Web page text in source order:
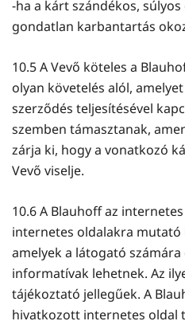
-ha a kárt szándékos,
gondatlan karbantartás
10.5 A Vevő köteles a
olyan követelés alól,
szerződés teljesítésével
szemben támasztanak,
zárja ki, hogy a vonatkozó
Vevő viselje.
10.6 A Blauhoff az
internetes oldalakra mutató
amelyek a látogató
informatívak lehetnek. Az
tájékoztató jellegűek. A
hivatkozott internetes oldal